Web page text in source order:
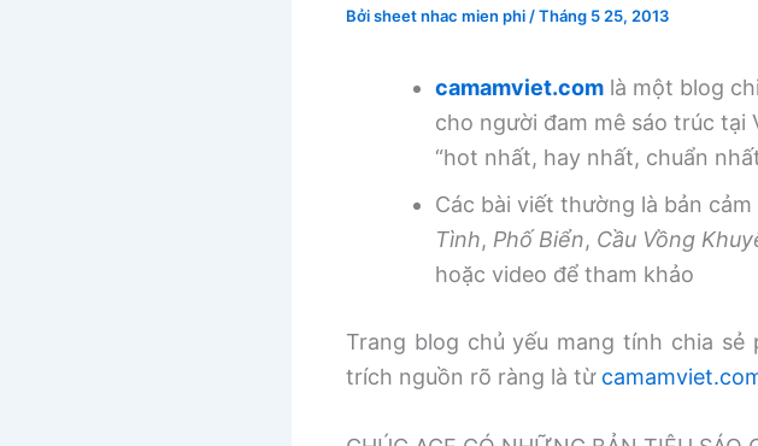
Bởisheet nhac mien phi /Tháng 5 25, 2013
camamviet.com là một blog
cho người đam mê sáo trúc tại
“hot nhất, hay nhất, chuẩn
Các bài viết thường là bản
Tình, Phố Biển, Cầu Vồng
hoặc video để tham khảo
Trang blog chủ yếu mang tính chia
trích nguồn rõ ràng là từ